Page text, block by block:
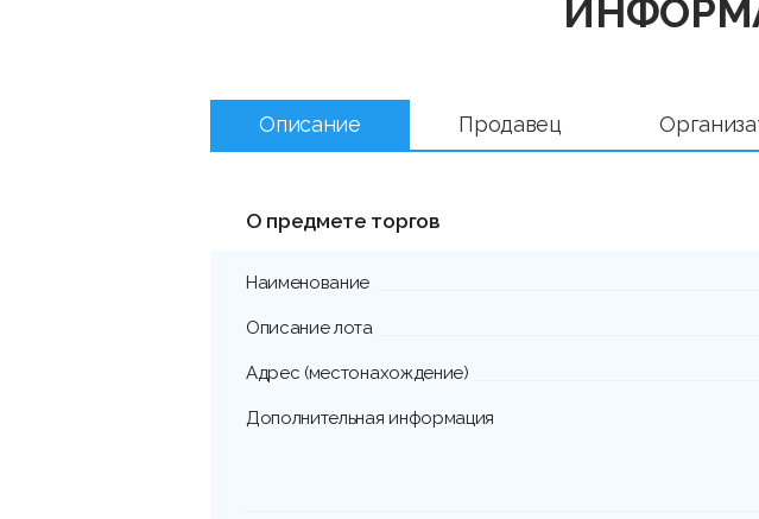
Описание Продавец
О предмете торгов
Наименование
Описание лота
Адрес (местонахождение)
Дополнительная информация